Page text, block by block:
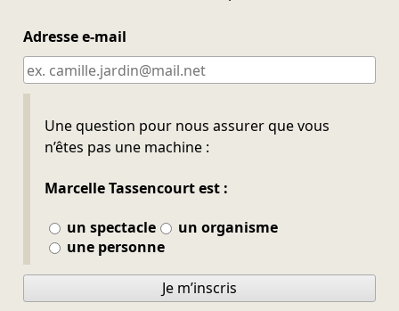
Adresse e-mail
Une question pour nous assurer que vous
n’êtes pas une machine :
Marcelle Tassencourt est :
un spectacle
un organisme
une personne
Ne pas remplir
Je m’inscris